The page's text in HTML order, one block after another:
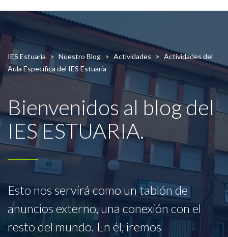
IES Estuaria > Nuestro Blog > Actividades > Actividades del
Aula Específica del IES Estuaria
Bienvenidos al blog del
IES ESTUARIA.
Esto nos servirá como un tablón de
anuncios externo, una conexión con el
resto del mundo. En él, iremos